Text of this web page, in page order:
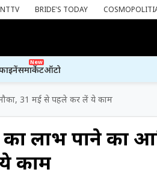
BRIDE'S TODAY
New
मार्केटऑटो
31 मई से पहले कर लें ये काम
लाभ पाने का
काम